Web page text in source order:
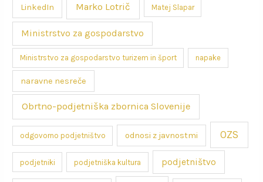
LinkedIn Marko Lotrič Matej Slapar
Ministrstvo za gospodarstvo
Ministrstvo za gospodarstvo turizem in šport napake
naravne nesreče
Obrtno-podjetniška zbornica Slovenije
odgovorno podjetništvo odnosi z javnostmi OZS
podjetniki podjetniška kultura podjetništvo